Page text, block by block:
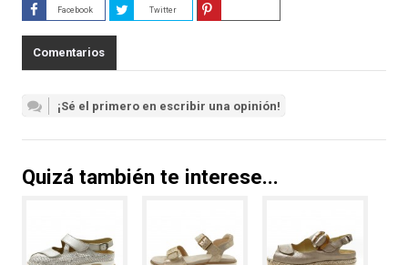
Facebook Twitter
Comentarios
¡Sé el primero en escribir una opinión!
Quizá también te interese...